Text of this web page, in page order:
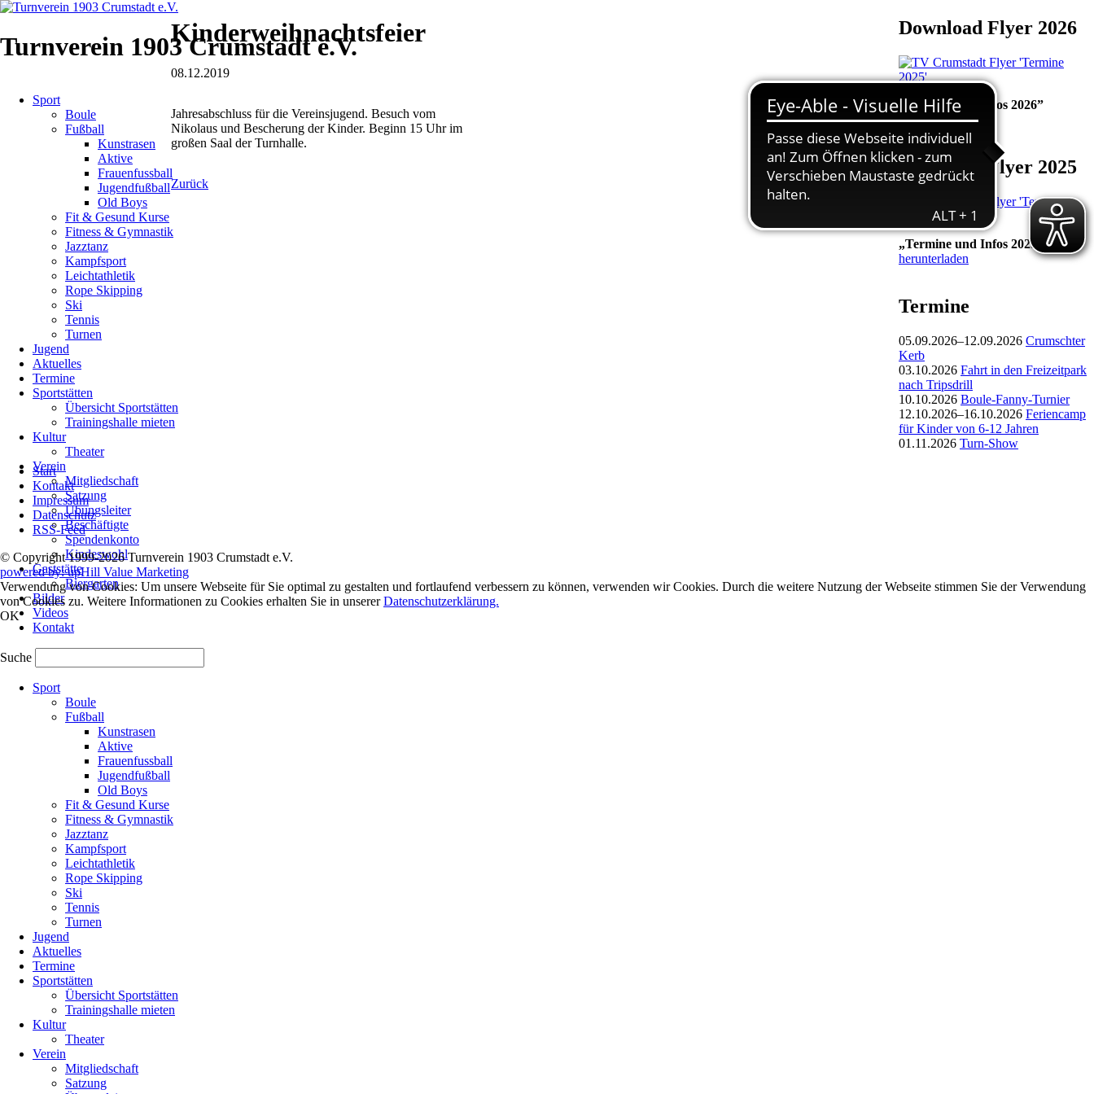
Turnverein 1903 Crumstadt e.V.
überspringen
Sport
Boule
Fußball
Kunstrasen
Aktive
Frauenfussball
Jugendfußball
Old Boys
Fit & Gesund Kurse
Fitness & Gymnastik
Jazztanz
Kampfsport
Leichtathletik
Rope Skipping
Ski
Tennis
Turnen
Jugend
Aktuelles
Termine
Sportstätten
Übersicht Sportstätten
Trainingshalle mieten
Kultur
Theater
Verein
Mitgliedschaft
Satzung
Übungsleiter
Beschäftigte
Spendenkonto
Kindeswohl
Gaststätte
Biergarten
Bilder
Videos
Kontakt
Suche
überspringen
Sport
Boule
Fußball
Kunstrasen
Aktive
Frauenfussball
Jugendfußball
Old Boys
Fit & Gesund Kurse
Fitness & Gymnastik
Jazztanz
Kampfsport
Leichtathletik
Rope Skipping
Ski
Tennis
Turnen
Jugend
Aktuelles
Termine
Sportstätten
Übersicht Sportstätten
Trainingshalle mieten
Kultur
Theater
Verein
Mitgliedschaft
Satzung
Kinderweihnachtsfeier
08.12.2019
Jahresabschluss für die Vereinsjugend. Besuch vom
Nikolaus und Bescherung der Kinder. Beginn 15 Uhr im
großen Saal der Turnhalle.
Zurück
Download Flyer 2026
„Termine und Infos 2026”
herunterladen
Download Flyer 2025
„Termine und Infos 2025”
herunterladen
Termine
05.09.2026–12.09.2026 Crumschter
Kerb
03.10.2026 Fahrt in den Freizeitpark
nach Tripsdrill
10.10.2026 Boule-Fanny-Turnier
12.10.2026–16.10.2026 Feriencamp
für Kinder von 6-12 Jahren
01.11.2026 Turn-Show
Navigation
überspringen
Start
Kontakt
Impressum
Datenschutz
RSS-Feed
© Copyright 1999-2026 Turnverein 1903 Crumstadt e.V.
powered by: upHill Value Marketing
Verwendung von Cookies: Um unsere Webseite für Sie optimal zu gestalten und fortlaufend verbessern zu können, verwenden wir Cookies. Durch die weitere Nutzung der Webseite stimmen Sie der Verwendung
von Cookies zu. Weitere Informationen zu Cookies erhalten Sie in unsererDatenschutzerklärung.
OK